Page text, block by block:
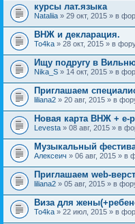
курсы лат.языка
Nataliia » 29 окт, 2015 » в
ВНЖ и декларация.
To4ka » 28 окт, 2015 » в
Ищу подругу в
Nika_S » 14 окт, 2015 » в
Приглашаем
liliana2 » 20 авг, 2015 » в
Новая карта ВНЖ + e-
Levesta » 08 авг, 2015 » в
Музыкальный
Алексеич » 06 авг, 2015 » в
Приглашаем web-
liliana2 » 05 авг, 2015 » в
Виза для
To4ka » 22 июл, 2015 » в